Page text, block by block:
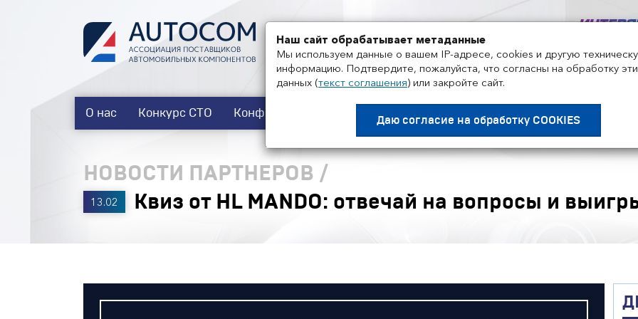
+7 495 858-52-99
О нас Конкурс СТО Конференции
НОВОСТИ ПАРТНЕРОВ /
13.02 Квиз от HL MANDO: отвечай на вопросы и
Наш сайт обрабатывает метаданные
Мы используем данные о вашем IP-адресе, cookies и другую
информацию. Подтвердите, пожалуйста, что согласны на обработку
данных (текст соглашения) или закройте сайт.
Даю согласие на обработку COOKIES